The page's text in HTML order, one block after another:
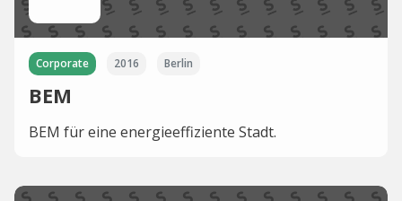
Corporate 2016 Berlin
BEM
BEM für eine energieeffiziente Stadt.